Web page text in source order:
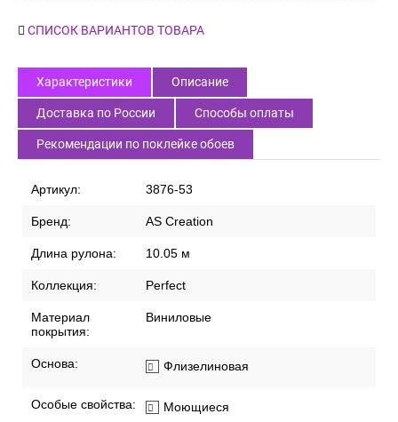
СПИСОК ВАРИАНТОВ ТОВАРА
Характеристики Описание
Доставка по России Способы оплаты
Рекомендации по поклейке обоев
Артикул: 3876-53
Бренд: AS Creation
Длина рулона: 10.05 м
Коллекция: Perfect
Материал
покрытия:
Виниловые
Основа: Флизелиновая
Особые свойства:
Моющиеся